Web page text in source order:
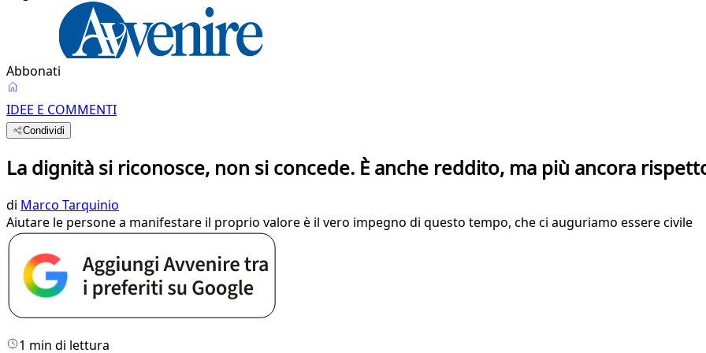
Abbonati
IDEE E COMMENTI
Condividi
La dignità si riconosce, non si concede. È anche reddito, ma più ancora
di Marco Tarquinio
Aiutare le persone a manifestare il proprio valore è il vero impegno di questo tempo, che ci auguriamo essere civile
1 min di lettura